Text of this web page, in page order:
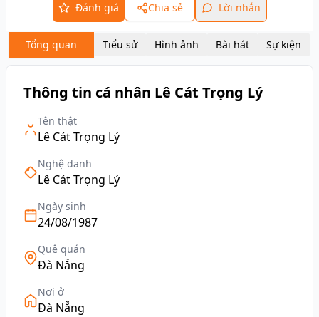
Đánh giá Chia sẻ Lời nhắn
Tổng quan Tiểu sử Hình ảnh Bài hát Sự kiện
Thông tin cá nhân Lê Cát Trọng Lý
Tên thật
Lê Cát Trọng Lý
Nghệ danh
Lê Cát Trọng Lý
Ngày sinh
24/08/1987
Quê quán
Đà Nẵng
Nơi ở
Đà Nẵng